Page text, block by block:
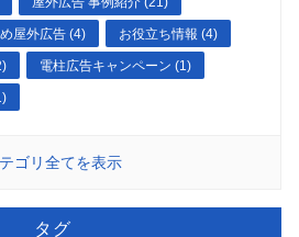
屋外広告 (4) お役立ち情報 (4)
電柱広告キャンペーン (1)
ゴリ全てを表示
タグ